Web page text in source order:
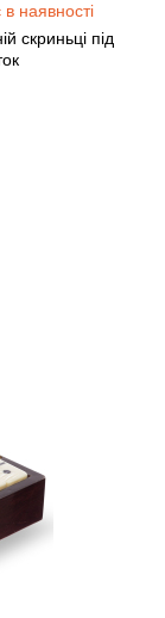
наявності
скриньці під